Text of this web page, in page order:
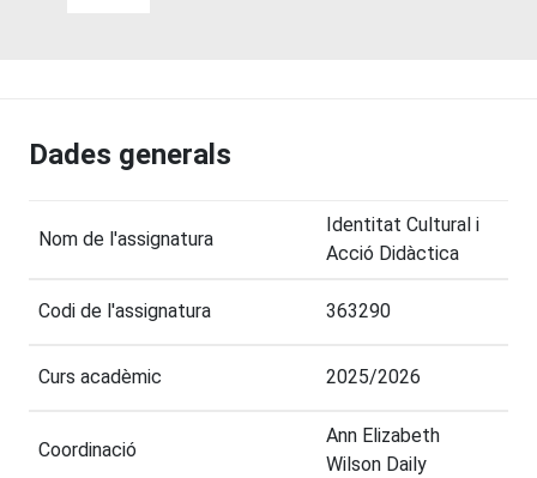
Dades generals
Nom de l'assignatura
Identitat Cultural i
Acció Didàctica
Codi de l'assignatura 363290
Curs acadèmic 2025/2026
Coordinació
Ann Elizabeth
Wilson Daily